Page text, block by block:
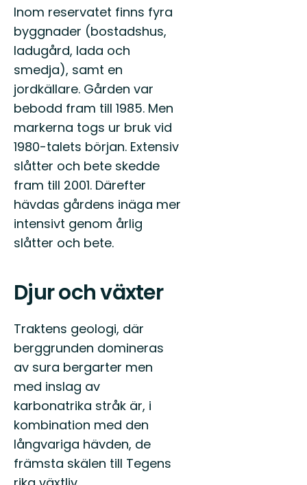
Inom reservatet finns fyra
byggnader (bostadshus,
ladugård, lada och
smedja), samt en
jordkällare. Gården var
bebodd fram till 1985. Men
markerna togs ur bruk vid
1980-talets början. Extensiv
slåtter och bete skedde
fram till 2001. Därefter
hävdas gårdens inäga mer
intensivt genom årlig
slåtter och bete.
Djur och växter
Traktens geologi, där
berggrunden domineras
av sura bergarter men
med inslag av
karbonatrika stråk är, i
kombination med den
långvariga hävden, de
främsta skälen till Tegens